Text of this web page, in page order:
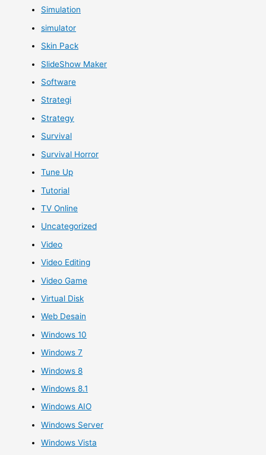
Simulation
simulator
Skin Pack
SlideShow Maker
Software
Strategi
Strategy
Survival
Survival Horror
Tune Up
Tutorial
TV Online
Uncategorized
Video
Video Editing
Video Game
Virtual Disk
Web Desain
Windows 10
Windows 7
Windows 8
Windows 8.1
Windows AIO
Windows Server
Windows Vista